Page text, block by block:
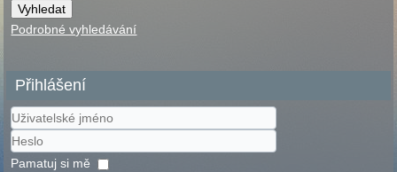
Podrobné vyhledávání
Přihlášení
Uživatelské
jméno
Heslo
Pamatuj si mě